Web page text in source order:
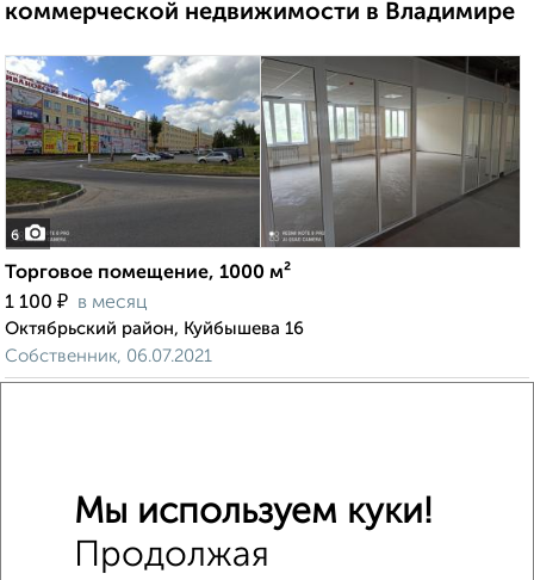
коммерческой недвижимости в Владимире
6
Торговое помещение, 1000 м²
1 100 ₽ в месяц
Октябрьский район, Куйбышева 16
Собственник, 06.07.2021
Мы используем куки!
Продолжая